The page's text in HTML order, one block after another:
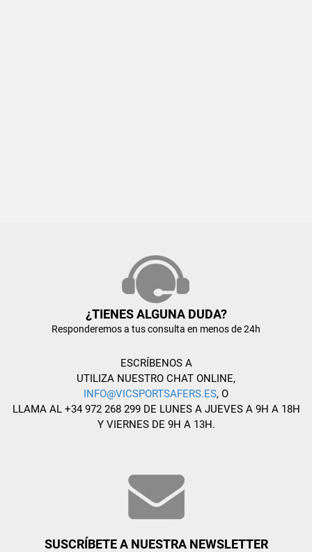
¿TIENES ALGUNA DUDA?
Responderemos a tus consulta en menos de 24h
ESCRÍBENOS A
UTILIZA NUESTRO CHAT ONLINE,
INFO@VICSPORTSAFERS.ES, O
LLAMA AL +34 972 268 299 DE LUNES A JUEVES A 9H A 18H
Y VIERNES DE 9H A 13H.
SUSCRÍBETE A NUESTRA NEWSLETTER